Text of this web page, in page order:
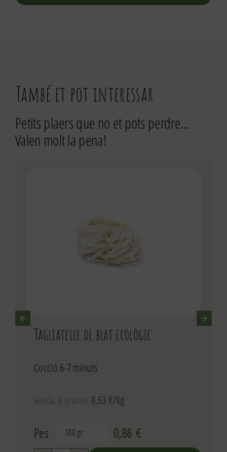
També et pot interessar
Petits plaers que no et pots perdre…
Valen molt la pena!
Tagliatelle de blat ecològic
Cocció 6-7 minuts
Venda a granel: 8,63 €/kg
Pes 0,86 €